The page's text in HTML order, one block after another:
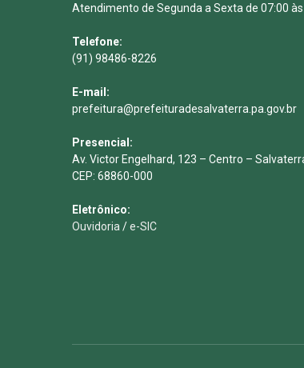
Atendimento de Segunda a Sexta de 07:00
Telefone:
(91) 98486-8226
E-mail:
prefeitura@prefeituradesalvaterra.pa.gov.br
Presencial:
Av. Victor Engelhard, 123 – Centro –
CEP: 68860-000
Eletrônico:
Ouvidoria /e-SIC